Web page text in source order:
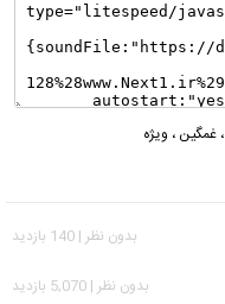
،غمگین ، ویژه
بدون نظر | 140 بازدید
بدون نظر | 5,070 بازدید